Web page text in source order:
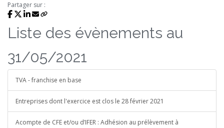
Partager sur :
Liste des évènements au
31/05/2021
TVA - franchise en base
Entreprises dont l'exercice est clos le 28 février 2021
Acompte de CFE et/ou d’IFER : Adhésion au prélèvement à